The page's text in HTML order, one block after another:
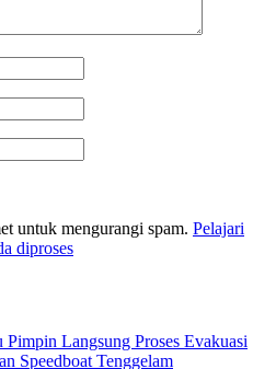
untuk mengurangi spam. Pelajari
diproses